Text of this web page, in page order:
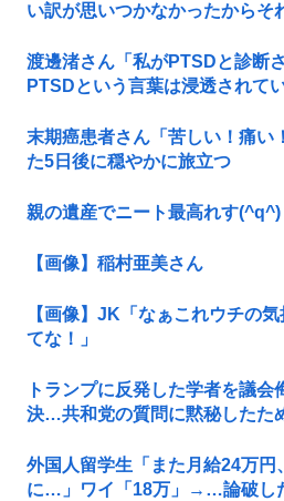
い訳が思いつかなかったからそ
渡邊渚さん「私がPTSDと診断
PTSDという言葉は浸透されて
末期癌患者さん「苦しい！痛い
た5日後に穏やかに旅立つ
親の遺産でニート最高れす(^q^)
【画像】稲村亜美さん
【画像】JK「なぁこれウチの
てな！」
トランプに反発した学者を議
決…共和党の質問に黙秘したた
外国人留学生「また月給24万円
に…」ワイ「18万」→…論破し